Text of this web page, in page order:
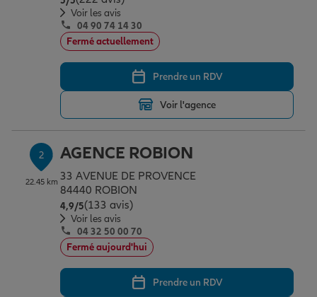
Assurance emprunteur
Prévoyance et dépendance
Assurance animal de compagnie
Protection de la famille
Protection juridique
Épargne & retraite
Plan épargne retraite
Placements financiers
Investissements immobiliers
Vos projets
Déménager
Changer de voiture
Outre-mer
Assurance auto
Professionnels
Voir les avis
04 90 74 14 30
Fermé actuellement
Prendre un RDV
Voir l'agence
2
22.45 km
AGENCE ROBION
33 AVENUE DE PROVENCE
84440 ROBION
4,9/5Note de 4.9 sur 5
(133 avis)
Voir les avis
04 32 50 00 70
Fermé aujourd'hui
Prendre un RDV